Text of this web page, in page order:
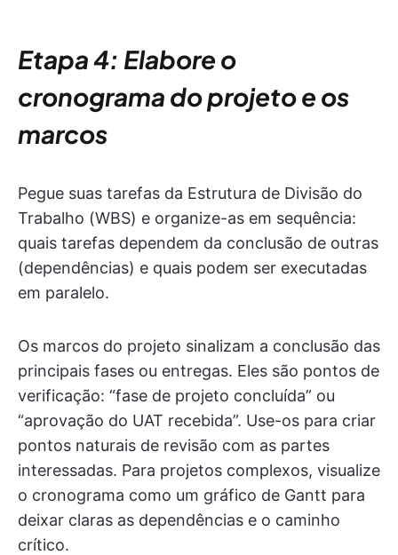
Etapa 4: Elabore o
cronograma do projeto e os
marcos
Pegue suas tarefas da Estrutura de Divisão do
Trabalho (WBS) e organize-as em sequência:
quais tarefas dependem da conclusão de outras
(dependências) e quais podem ser executadas
em paralelo.
Os marcos do projeto sinalizam a conclusão das
principais fases ou entregas. Eles são pontos de
verificação: “fase de projeto concluída” ou
“aprovação do UAT recebida”. Use-os para criar
pontos naturais de revisão com as partes
interessadas. Para projetos complexos, visualize
o cronograma como um gráfico de Gantt para
deixar claras as dependências e o caminho
crítico.